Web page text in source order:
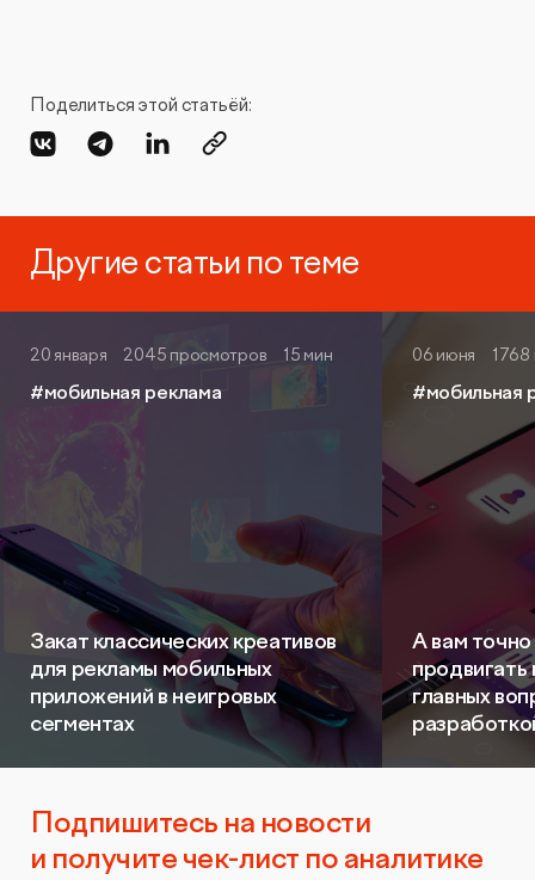
Поделиться этой статьёй:
Другие статьи по теме
20 января 2045 просмотров 15 мин
#мобильная реклама
Закат классических креативов
для рекламы мобильных
приложений в неигровых
сегментах
06 июня
#мобильная
А вам
главных
Подпишитесь на новости
и получите чек-лист по аналитике